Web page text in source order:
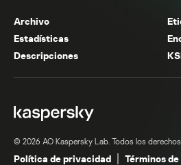
Archivo
Estadísticas
Descripciones
© 2026 AO Kaspersky Lab. Todos los
Política de privacidad Términos de